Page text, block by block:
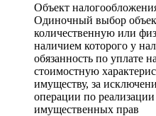
Объект
Одиночный выбор
количественную или
наличием которого у
обязанность по уплате
стоимостную
имуществу, за
операции по реализации
имущественных прав